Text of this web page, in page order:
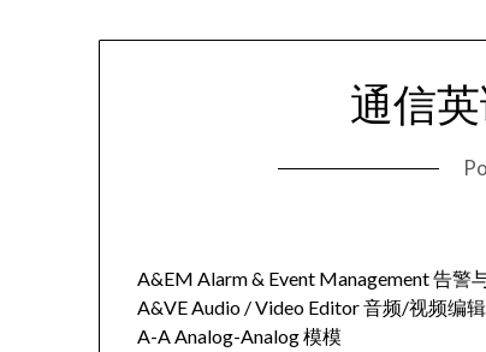
通信
A&EM Alarm & Event Management 告警
A&VE Audio / Video Editor 音频/视频编
A-A Analog-Analog 模模